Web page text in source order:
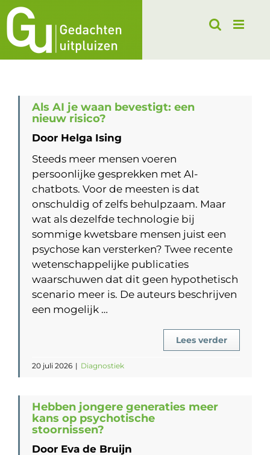
Ga
naar
inhoud
Als AI je waan bevestigt: een
nieuw risico?
Door Helga Ising
Steeds meer mensen voeren
persoonlijke gesprekken met AI-
chatbots. Voor de meesten is dat
onschuldig of zelfs behulpzaam. Maar
wat als dezelfde technologie bij
sommige kwetsbare mensen juist een
psychose kan versterken? Twee recente
wetenschappelijke publicaties
waarschuwen dat dit geen hypothetisch
scenario meer is. De auteurs beschrijven
een mogelijk …
Lees verder
20 juli 2026 | Diagnostiek
Hebben jongere generaties meer
kans op psychotische
stoornissen?
Door Eva de Bruijn